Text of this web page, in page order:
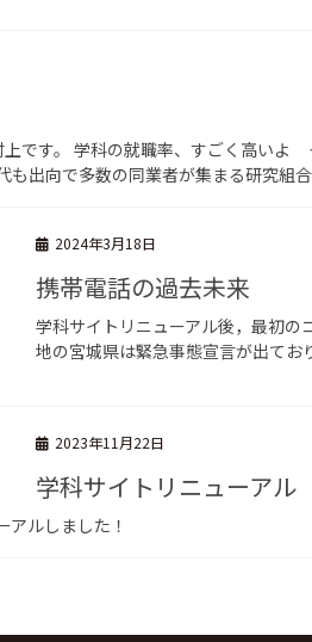
です。 学科の就職率、すごく高いよ
も出向で多数の同業者が集まる研究組
2024年3月18日
携帯電話の過去未来
学科サイトリニューアル後，最初の
地の宮城県は緊急事態宣言が出て
2023年11月22日
学科サイトリニューアル
アルしました！